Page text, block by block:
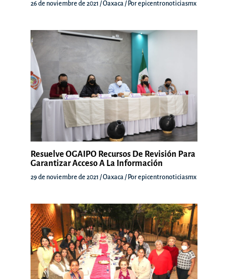
26 de noviembre de 2021 /Oaxaca / Porepicentronoticiasmx
Resuelve OGAIPO Recursos De Revisión Para
Garantizar Acceso A La Información
29 de noviembre de 2021 /Oaxaca / Porepicentronoticiasmx